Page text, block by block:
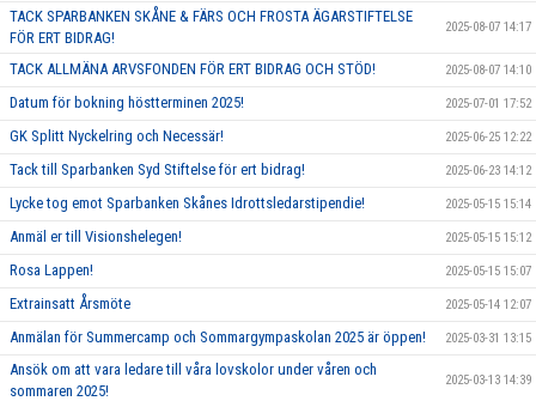
TACK SPARBANKEN SKÅNE & FÄRS OCH FROSTA ÄGARSTIFTELSE
FÖR ERT BIDRAG!
2025-08-07 14:17
TACK ALLMÄNA ARVSFONDEN FÖR ERT BIDRAG OCH STÖD! 2025-08-07 14:10
Datum för bokning höstterminen 2025! 2025-07-01 17:52
GK Splitt Nyckelring och Necessär! 2025-06-25 12:22
Tack till Sparbanken Syd Stiftelse för ert bidrag! 2025-06-23 14:12
Lycke tog emot Sparbanken Skånes Idrottsledarstipendie! 2025-05-15 15:14
Anmäl er till Visionshelegen! 2025-05-15 15:12
Rosa Lappen! 2025-05-15 15:07
Extrainsatt Årsmöte 2025-05-14 12:07
Anmälan för Summercamp och Sommargympaskolan 2025 är öppen! 2025-03-31 13:15
Ansök om att vara ledare till våra lovskolor under våren och
sommaren 2025!
2025-03-13 14:39